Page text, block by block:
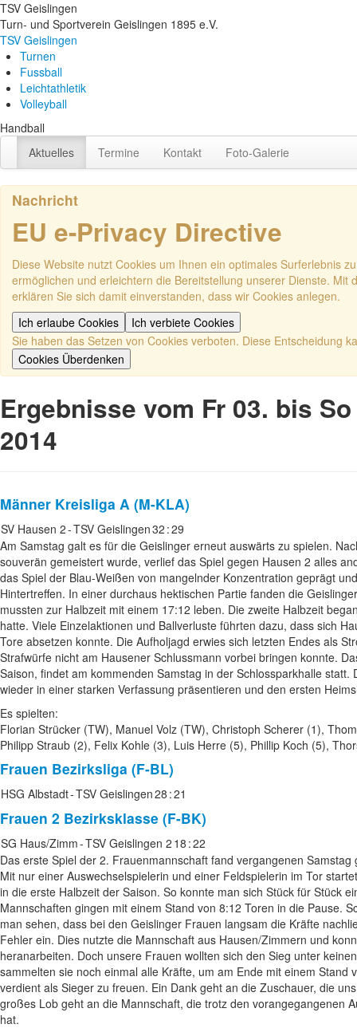
TSV Geislingen
Turn- und Sportverein Geislingen 1895 e.V.
TSV Geislingen
Turnen
Fussball
Leichtathletik
Volleyball
Handball
Aktuelles
Termine Kontakt Foto-Galerie
Nachricht
EU e-Privacy Directive
Diese Website nutzt Cookies um Ihnen ein optimales Surferlebnis
ermöglichen und erleichtern die Bereitstellung unserer Dienste. Mit
erklären Sie sich damit einverstanden, dass wir Cookies anlegen.
Ich erlaube Cookies
Ich verbiete Cookies
Sie haben das Setzen von Cookies verboten. Diese Entscheidung
Cookies Überdenken
Ergebnisse vom Fr 03. bis
2014
Männer Kreisliga A (M-KLA)
SV Hausen 2-TSV Geislingen32 :29
Am Samstag galt es für die Geislinger erneut auswärts zu spielen.
souverän gemeistert wurde, verlief das Spiel gegen Hausen 2 alles
das Spiel der Blau-Weißen von mangelnder Konzentration geprägt
Hintertreffen. In einer durchaus hektischen Partie fanden die
mussten zur Halbzeit mit einem 17:12 leben. Die zweite Halbzeit
hatte. Viele Einzelaktionen und Ballverluste führten dazu, dass sich
Tore absetzen konnte. Die Aufholjagd erwies sich letzten Endes als
Strafwürfe nicht am Hausener Schlussmann vorbei bringen konnte.
Saison, findet am kommenden Samstag in der Schlossparkhalle statt.
wieder in einer starken Verfassung präsentieren und den ersten
Es spielten:
Florian Strücker (TW), Manuel Volz (TW), Christoph Scherer (1),
Philipp Straub (2), Felix Kohle (3), Luis Herre (5), Phillip Koch (5),
Frauen Bezirksliga (F-BL)
HSG Albstadt-TSV Geislingen28 :21
Frauen 2 Bezirksklasse (F-BK)
SG Haus/Zimm-TSV Geislingen 2 18 :22
Das erste Spiel der 2. Frauenmannschaft fand vergangenen
Mit nur einer Auswechselspielerin und einer Feldspielerin im Tor
in die erste Halbzeit der Saison. So konnte man sich Stück für Stück
Mannschaften gingen mit einem Stand von 8:12 Toren in die Pause.
man sehen, dass bei den Geislinger Frauen langsam die Kräfte
Fehler ein. Dies nutzte die Mannschaft aus Hausen/Zimmern und
heranarbeiten. Doch unsere Frauen wollten sich den Sieg unter
sammelten sie noch einmal alle Kräfte, um am Ende mit einem Stand
verdient als Sieger zu freuen. Ein Dank geht an die Zuschauer, die
großes Lob geht an die Mannschaft, die trotz den vorangegangenen
hat.